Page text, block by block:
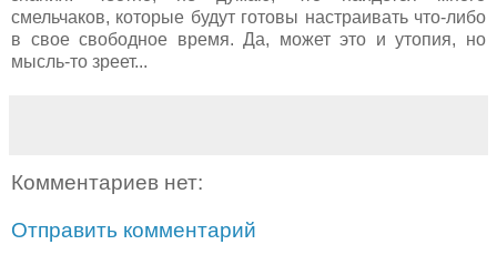
смельчаков, которые будут готовы настраивать что-либо
в свое свободное время. Да, может это и утопия, но
мысль-то зреет...
Комментариев нет:
Отправить комментарий